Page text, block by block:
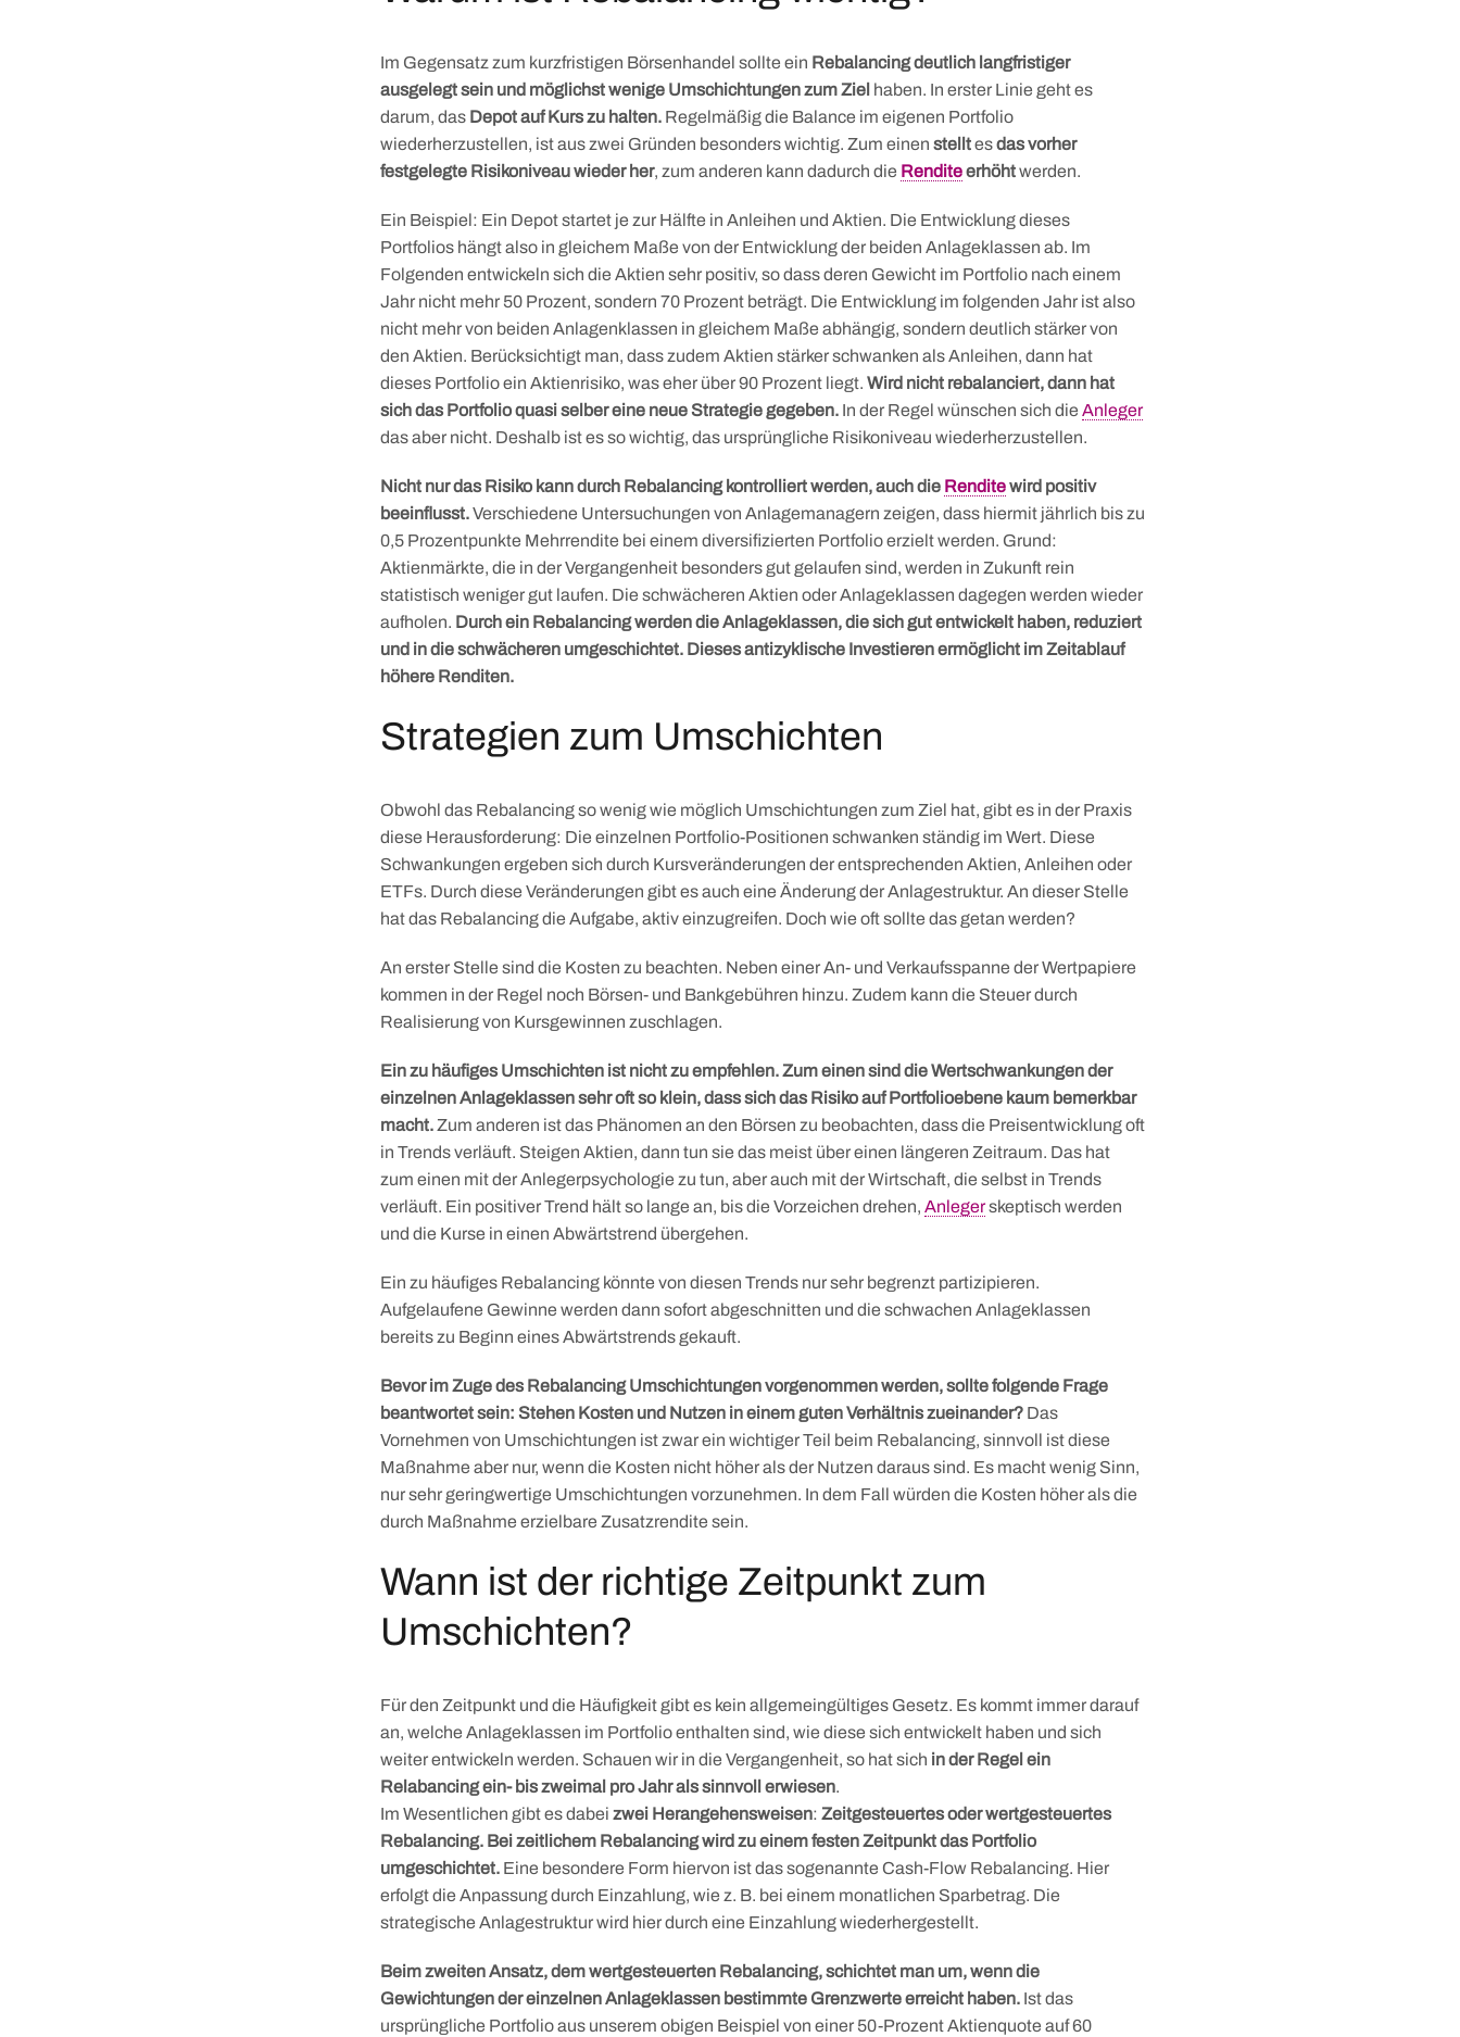
Im Gegensatz zum kurzfristigen Börsenhandel sollte ein Rebalancing deutlich langfristiger
ausgelegt sein und möglichst wenige Umschichtungen zum Ziel haben. In erster Linie geht es
darum, das Depot auf Kurs zu halten. Regelmäßig die Balance im eigenen Portfolio
wiederherzustellen, ist aus zwei Gründen besonders wichtig. Zum einen stelltesdas vorher
festgelegte Risikoniveau wieder her, zum anderen kann dadurch die Renditeerhöhtwerden.
Ein Beispiel: Ein Depot startet je zur Hälfte in Anleihen und Aktien. Die Entwicklung dieses
Portfolios hängt also in gleichem Maße von der Entwicklung der beiden Anlageklassen ab. Im
Folgenden entwickeln sich die Aktien sehr positiv, so dass deren Gewicht im Portfolio nach einem
Jahr nicht mehr 50 Prozent, sondern 70 Prozent beträgt. Die Entwicklung im folgenden Jahr ist also
nicht mehr von beiden Anlagenklassen in gleichem Maße abhängig, sondern deutlich stärker von
den Aktien. Berücksichtigt man, dass zudem Aktien stärker schwanken als Anleihen, dann hat
dieses Portfolio ein Aktienrisiko, was eher über 90 Prozent liegt. Wird nicht rebalanciert, dann hat
sich das Portfolio quasi selber eine neue Strategie gegeben. In der Regel wünschen sich die Anleger
das aber nicht. Deshalb ist es so wichtig, das ursprüngliche Risikoniveau wiederherzustellen.
Nicht nur das Risiko kann durch Rebalancing kontrolliert werden, auch die Renditewird positiv
beeinflusst.Verschiedene Untersuchungen von Anlagemanagern zeigen, dass hiermit jährlich bis zu
0,5 Prozentpunkte Mehrrendite bei einem diversifizierten Portfolio erzielt werden. Grund:
Aktienmärkte, die in der Vergangenheit besonders gut gelaufen sind, werden in Zukunft rein
statistisch weniger gut laufen. Die schwächeren Aktien oder Anlageklassen dagegen werden wieder
aufholen. Durch ein Rebalancing werden die Anlageklassen, die sich gut entwickelt haben, reduziert
und in die schwächeren umgeschichtet. Dieses antizyklische Investieren ermöglicht im Zeitablauf
höhere Renditen.
Strategien zum Umschichten
Obwohl das Rebalancing so wenig wie möglich Umschichtungen zum Ziel hat, gibt es in der Praxis
diese Herausforderung: Die einzelnen Portfolio-Positionen schwanken ständig im Wert. Diese
Schwankungen ergeben sich durch Kursveränderungen der entsprechenden Aktien, Anleihen oder
ETFs. Durch diese Veränderungen gibt es auch eine Änderung der Anlagestruktur. An dieser Stelle
hat das Rebalancing die Aufgabe, aktiv einzugreifen. Doch wie oft sollte das getan werden?
An erster Stelle sind die Kosten zu beachten. Neben einer An- und Verkaufsspanne der Wertpapiere
kommen in der Regel noch Börsen- und Bankgebühren hinzu. Zudem kann die Steuer durch
Realisierung von Kursgewinnen zuschlagen.
Ein zu häufiges Umschichten ist nicht zu empfehlen. Zum einen sind die Wertschwankungen der
einzelnen Anlageklassen sehr oft so klein, dass sich das Risiko auf Portfolioebene kaum bemerkbar
macht. Zum anderen ist das Phänomen an den Börsen zu beobachten, dass die Preisentwicklung oft
in Trends verläuft. Steigen Aktien, dann tun sie das meist über einen längeren Zeitraum. Das hat
zum einen mit der Anlegerpsychologie zu tun, aber auch mit der Wirtschaft, die selbst in Trends
verläuft. Ein positiver Trend hält so lange an, bis die Vorzeichen drehen, Anlegerskeptisch werden
und die Kurse in einen Abwärtstrend übergehen.
Ein zu häufiges Rebalancing könnte von diesen Trends nur sehr begrenzt partizipieren.
Aufgelaufene Gewinne werden dann sofort abgeschnitten und die schwachen Anlageklassen
bereits zu Beginn eines Abwärtstrends gekauft.
Bevor im Zuge des Rebalancing Umschichtungen vorgenommen werden, sollte folgende Frage
beantwortet sein: Stehen Kosten und Nutzen in einem guten Verhältnis zueinander? Das
Vornehmen von Umschichtungen ist zwar ein wichtiger Teil beim Rebalancing, sinnvoll ist diese
Maßnahme aber nur, wenn die Kosten nicht höher als der Nutzen daraus sind. Es macht wenig Sinn,
nur sehr geringwertige Umschichtungen vorzunehmen. In dem Fall würden die Kosten höher als die
durch Maßnahme erzielbare Zusatzrendite sein.
Wann ist der richtige Zeitpunkt zum
Umschichten?
Für den Zeitpunkt und die Häufigkeit gibt es kein allgemeingültiges Gesetz. Es kommt immer darauf
an, welche Anlageklassen im Portfolio enthalten sind, wie diese sich entwickelt haben und sich
weiter entwickeln werden. Schauen wir in die Vergangenheit, so hat sich in der Regel ein
Relabancing ein- bis zweimal pro Jahr als sinnvoll erwiesen.
Im Wesentlichen gibt es dabei zwei Herangehensweisen: Zeitgesteuertes oder wertgesteuertes
Rebalancing. Bei zeitlichem Rebalancing wird zu einem festen Zeitpunkt das Portfolio
umgeschichtet. Eine besondere Form hiervon ist das sogenannte Cash-Flow Rebalancing. Hier
erfolgt die Anpassung durch Einzahlung, wie z. B. bei einem monatlichen Sparbetrag. Die
strategische Anlagestruktur wird hier durch eine Einzahlung wiederhergestellt.
Beim zweiten Ansatz, dem wertgesteuerten Rebalancing, schichtet man um, wenn die
Gewichtungen der einzelnen Anlageklassen bestimmte Grenzwerte erreicht haben. Ist das
ursprüngliche Portfolio aus unserem obigen Beispiel von einer 50-Prozent Aktienquote auf 60